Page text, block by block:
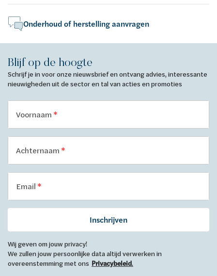
Onderhoud of herstelling aanvragen
Blijf op de hoogte
Schrijf je in voor onze nieuwsbrief en ontvang advies, interessante
nieuwigheden uit de sector en tal van acties en promoties
Voornaam
Achternaam
Email
Inschrijven
Wij geven om jouw privacy!
We zullen jouw persoonlijke data altijd verwerken in
overeenstemming met ons Privacybeleid.